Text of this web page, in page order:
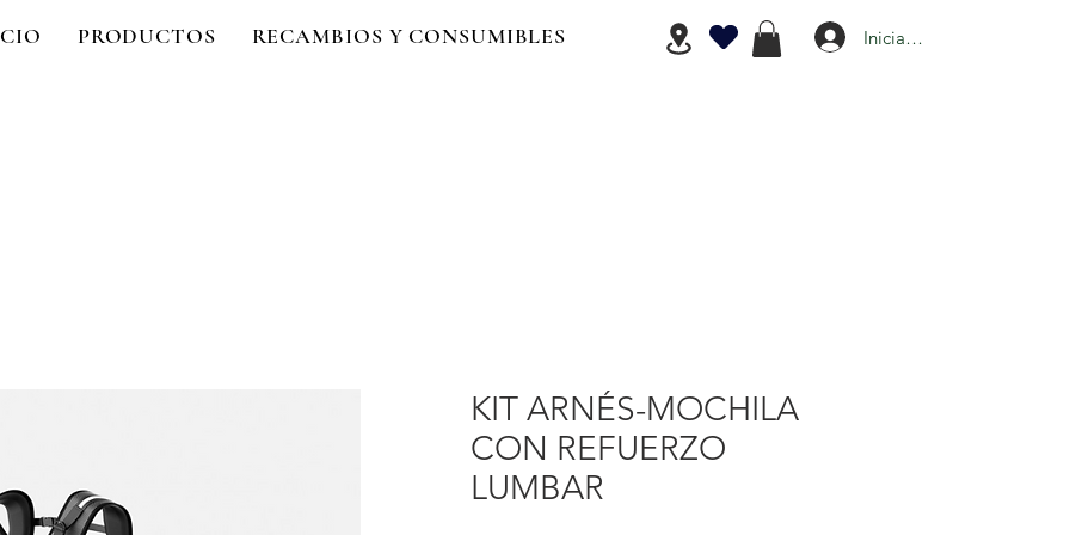
PRODUCTOS RECAMBIOS Y CONSUMIBLES Iniciar Sesión
KIT ARNÉS-MOCHILA
CON REFUERZO
LUMBAR